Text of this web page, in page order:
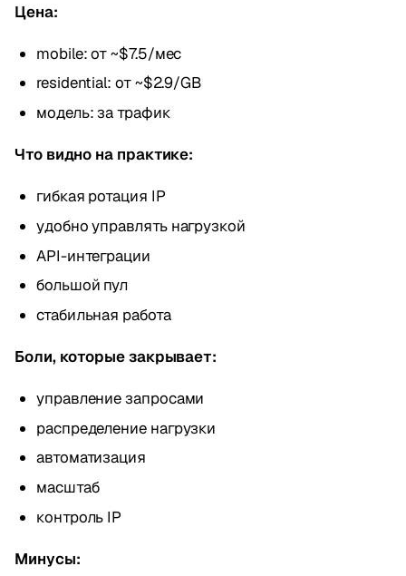
Цена:
mobile: от ~$7.5/мес
residential: от ~$2.9/GB
модель: за трафик
Что видно на практике:
гибкая ротация IP
удобно управлять нагрузкой
API-интеграции
большой пул
стабильная работа
Боли, которые закрывает:
управление запросами
распределение нагрузки
автоматизация
масштаб
контроль IP
Минусы: